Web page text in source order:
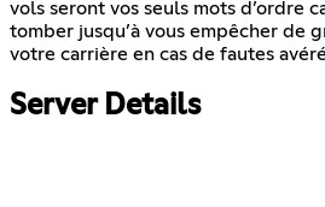
vols seront vos seuls mots d’ordre
tomber jusqu’à vous empêcher de
votre carrière en cas de fautes
Server Details